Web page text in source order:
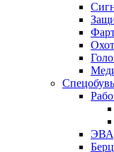
Спецобувь